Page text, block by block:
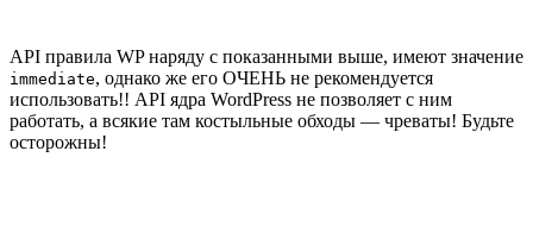
API правила WP наряду с показанными выше, имеют значение
immediate, однако же его ОЧЕНЬ не рекомендуется
использовать!! API ядра WordPress не позволяет с ним
работать, а всякие там костыльные обходы — чреваты! Будьте
осторожны!